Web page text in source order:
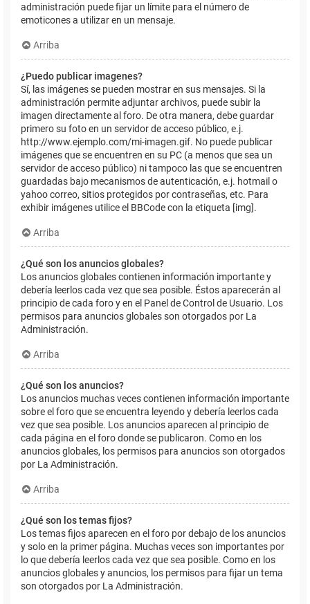
administración puede fijar un límite para el número de
emoticones a utilizar en un mensaje.
Arriba
¿Puedo publicar imagenes?
Sí, las imágenes se pueden mostrar en sus mensajes. Si la
administración permite adjuntar archivos, puede subir la
imagen directamente al foro. De otra manera, debe guardar
primero su foto en un servidor de acceso público, e.j.
http://www.ejemplo.com/mi-imagen.gif. No puede publicar
imágenes que se encuentren en su PC (a menos que sea un
servidor de acceso público) ni tampoco las que se encuentren
guardadas bajo mecanismos de autenticación, e.j. hotmail o
yahoo correo, sitios protegidos por contraseñas, etc. Para
exhibir imágenes utilice el BBCode con la etiqueta [img].
Arriba
¿Qué son los anuncios globales?
Los anuncios globales contienen información importante y
debería leerlos cada vez que sea posible. Éstos aparecerán al
principio de cada foro y en el Panel de Control de Usuario. Los
permisos para anuncios globales son otorgados por La
Administración.
Arriba
¿Qué son los anuncios?
Los anuncios muchas veces contienen información importante
sobre el foro que se encuentra leyendo y debería leerlos cada
vez que sea posible. Los anuncios aparecen al principio de
cada página en el foro donde se publicaron. Como en los
anuncios globales, los permisos para anuncios son otorgados
por La Administración.
Arriba
¿Qué son los temas fijos?
Los temas fijos aparecen en el foro por debajo de los anuncios
y solo en la primer página. Muchas veces son importantes por
lo que debería leerlos cada vez que sea posible. Como en los
anuncios globales y anuncios, los permisos para fijar un tema
son otorgados por La Administración.